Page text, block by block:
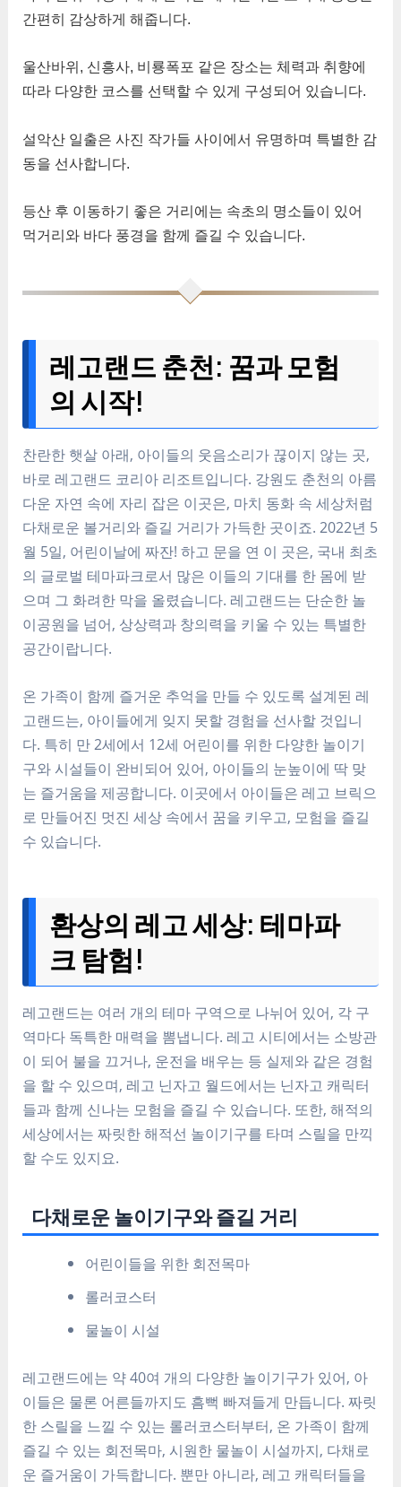
간편히 감상하게 해줍니다.
울산바위, 신흥사, 비룡폭포 같은 장소는 체력과 취향에
따라 다양한 코스를 선택할 수 있게 구성되어 있습니다.
설악산 일출은 사진 작가들 사이에서 유명하며 특별한 감
동을 선사합니다.
등산 후 이동하기 좋은 거리에는 속초의 명소들이 있어
먹거리와 바다 풍경을 함께 즐길 수 있습니다.
레고랜드 춘천: 꿈과 모험
의 시작!
찬란한 햇살 아래, 아이들의 웃음소리가 끊이지 않는 곳,
바로 레고랜드 코리아 리조트입니다. 강원도 춘천의 아름
다운 자연 속에 자리 잡은 이곳은, 마치 동화 속 세상처럼
다채로운 볼거리와 즐길 거리가 가득한 곳이죠. 2022년 5
월 5일, 어린이날에 짜잔! 하고 문을 연 이 곳은, 국내 최초
의 글로벌 테마파크로서 많은 이들의 기대를 한 몸에 받
으며 그 화려한 막을 올렸습니다. 레고랜드는 단순한 놀
이공원을 넘어, 상상력과 창의력을 키울 수 있는 특별한
공간이랍니다.
온 가족이 함께 즐거운 추억을 만들 수 있도록 설계된 레
고랜드는, 아이들에게 잊지 못할 경험을 선사할 것입니
다. 특히 만 2세에서 12세 어린이를 위한 다양한 놀이기
구와 시설들이 완비되어 있어, 아이들의 눈높이에 딱 맞
는 즐거움을 제공합니다. 이곳에서 아이들은 레고 브릭으
로 만들어진 멋진 세상 속에서 꿈을 키우고, 모험을 즐길
수 있습니다.
환상의 레고 세상: 테마파
크 탐험!
레고랜드는 여러 개의 테마 구역으로 나뉘어 있어, 각 구
역마다 독특한 매력을 뽐냅니다. 레고 시티에서는 소방관
이 되어 불을 끄거나, 운전을 배우는 등 실제와 같은 경험
을 할 수 있으며, 레고 닌자고 월드에서는 닌자고 캐릭터
들과 함께 신나는 모험을 즐길 수 있습니다. 또한, 해적의
세상에서는 짜릿한 해적선 놀이기구를 타며 스릴을 만끽
할 수도 있지요.
다채로운 놀이기구와 즐길 거리
어린이들을 위한 회전목마
롤러코스터
물놀이 시설
레고랜드에는 약 40여 개의 다양한 놀이기구가 있어, 아
이들은 물론 어른들까지도 흠뻑 빠져들게 만듭니다. 짜릿
한 스릴을 느낄 수 있는 롤러코스터부터, 온 가족이 함께
즐길 수 있는 회전목마, 시원한 물놀이 시설까지, 다채로
운 즐거움이 가득합니다. 뿐만 아니라, 레고 캐릭터들을